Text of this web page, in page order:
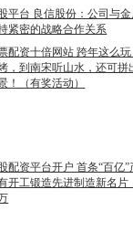
平台 良信股份：公司与
紧密的战略合作关系
配资十倍网站 跨年这么
，到南宋听山水，还可拼
！（有奖活动）
配资平台开户 首条“百亿
开工锻造先进制造新名片